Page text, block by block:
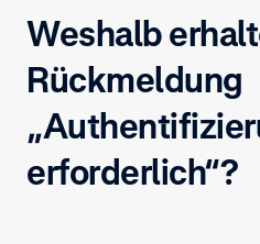
Weshalb
Rückmeldung
erforderlich“?